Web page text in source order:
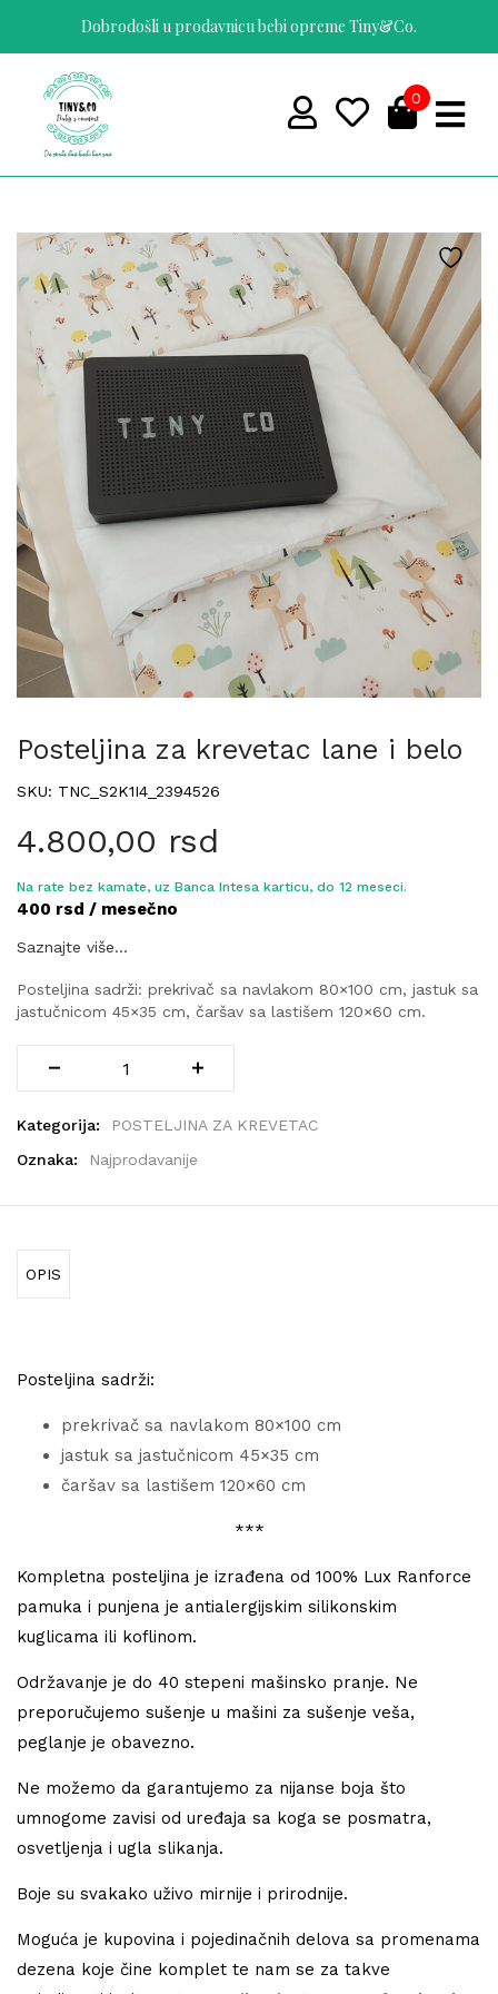
Dobrodošli u prodavnicu bebi opreme Tiny&Co.
0
Posteljina za krevetac lane i belo
SKU: TNC_S2K1I4_2394526
4.800,00 rsd
Na rate bez kamate, uz Banca Intesa karticu, do 12 meseci.
400 rsd / mesečno
Saznajte više...
Posteljina sadrži: prekrivač sa navlakom 80×100 cm, jastuk sa
jastučnicom 45×35 cm, čaršav sa lastišem 120×60 cm.
Kategorija:
POSTELJINA ZA KREVETAC
Oznaka:
Najprodavanije
OPIS
Posteljina sadrži:
prekrivač sa navlakom 80×100 cm
jastuk sa jastučnicom 45×35 cm
čaršav sa lastišem 120×60 cm
***
Kompletna posteljina je izrađena od 100% Lux Ranforce
pamuka i punjena je antialergijskim silikonskim
kuglicama ili koflinom.
Održavanje je do 40 stepeni mašinsko pranje. Ne
preporučujemo sušenje u mašini za sušenje veša,
peglanje je obavezno.
Ne možemo da garantujemo za nijanse boja što
umnogome zavisi od uređaja sa koga se posmatra,
osvetljenja i ugla slikanja.
Boje su svakako uživo mirnije i prirodnije.
Moguća je kupovina i pojedinačnih delova sa promenama
dezena koje čine komplet te nam se za takve